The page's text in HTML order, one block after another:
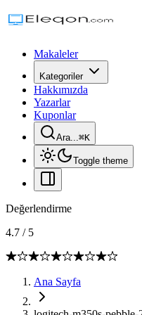
Makaleler
Kategoriler
Hakkımızda
Yazarlar
Kuponlar
Ara...⌘K
Toggle theme
Değerlendirme
4.7 / 5
Ana Sayfa